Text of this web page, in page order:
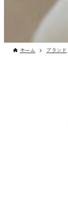
ホーム ブランド